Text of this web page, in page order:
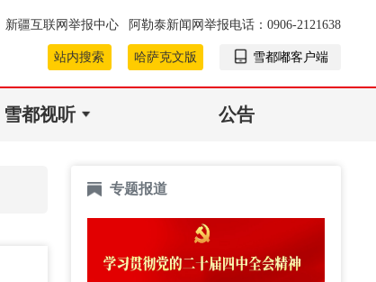
新疆互联网举报中心 阿勒泰新闻网举报电话：0906-2121638
站内搜索 哈萨克文版 雪都嘟客户端
雪都视听 公告
专题报道